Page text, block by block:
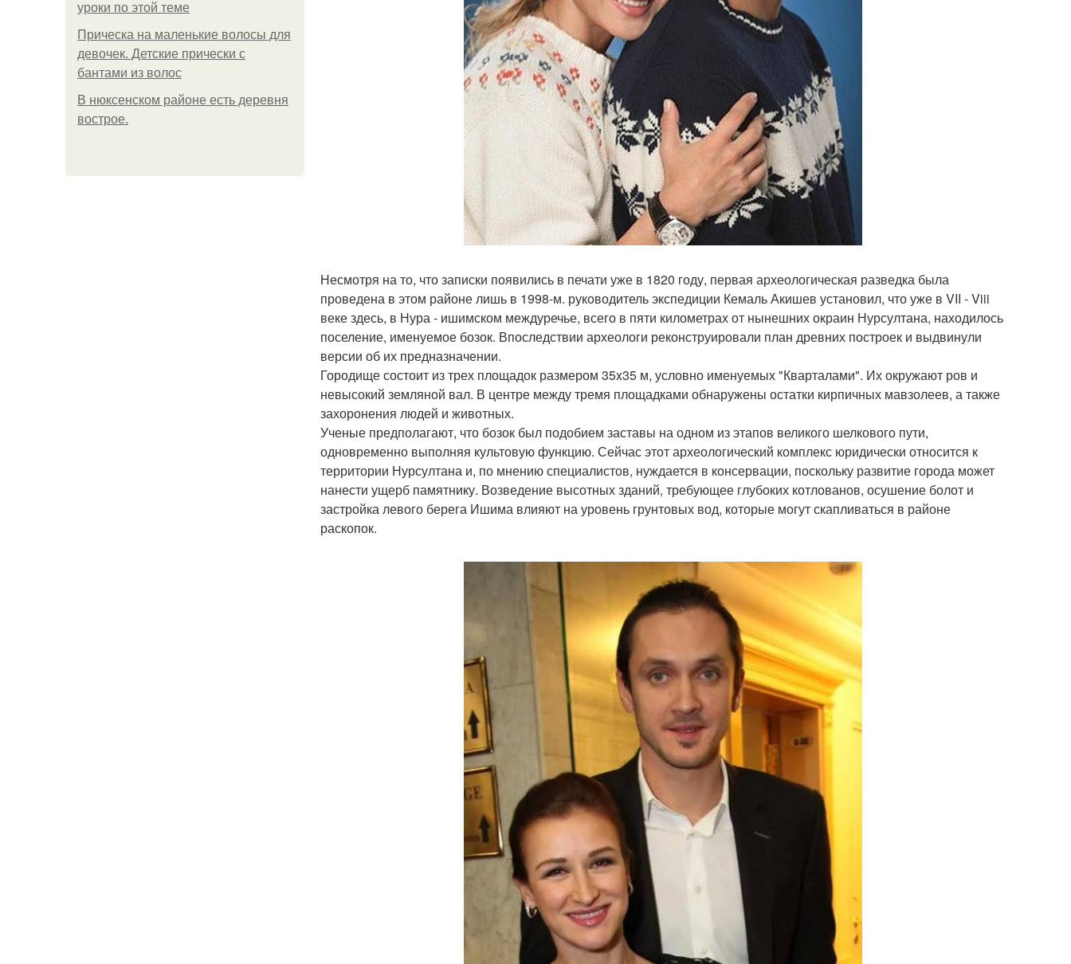
уроки по этой теме
Прическа на маленькие волосы для
девочек. Детские прически с
бантами из волос
В нюксенском районе есть деревня
вострое.
Несмотря на то, что записки появились в печати уже в 1820 году, первая археологическая разведка была
проведена в этом районе лишь в 1998-м. руководитель экспедиции Кемаль Акишев установил, что уже в VII - Viii
веке здесь, в Нура - ишимском междуречье, всего в пяти километрах от нынешних окраин Нурсултана, находилось
поселение, именуемое бозок. Впоследствии археологи реконструировали план древних построек и выдвинули
версии об их предназначении.
Городище состоит из трех площадок размером 35x35 м, условно именуемых "Кварталами". Их окружают ров и
невысокий земляной вал. В центре между тремя площадками обнаружены остатки кирпичных мавзолеев, а также
захоронения людей и животных.
Ученые предполагают, что бозок был подобием заставы на одном из этапов великого шелкового пути,
одновременно выполняя культовую функцию. Сейчас этот археологический комплекс юридически относится к
территории Нурсултана и, по мнению специалистов, нуждается в консервации, поскольку развитие города может
нанести ущерб памятнику. Возведение высотных зданий, требующее глубоких котлованов, осушение болот и
застройка левого берега Ишима влияют на уровень грунтовых вод, которые могут скапливаться в районе
раскопок.